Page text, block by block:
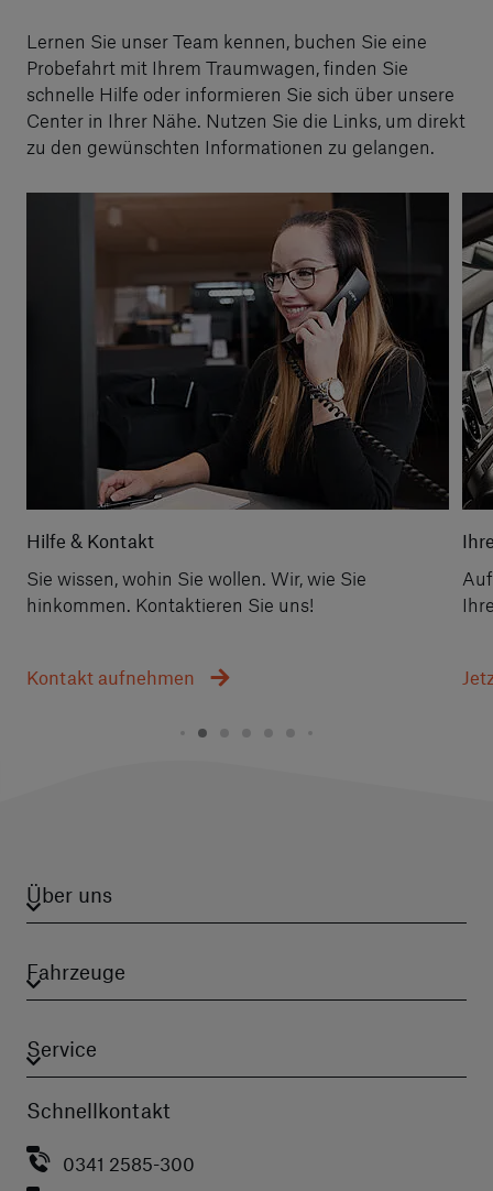
Lernen Sie unser Team kennen, buchen Sie eine
Probefahrt mit Ihrem Traumwagen, finden Sie
schnelle Hilfe oder informieren Sie sich über unsere
Center in Ihrer Nähe. Nutzen Sie die Links, um direkt
zu den gewünschten Informationen zu gelangen.
Hilfe & Kontakt
Sie wissen, wohin Sie wollen. Wir, wie Sie
hinkommen. Kontaktieren Sie uns!
Kontakt aufnehmen
Über uns
Fahrzeuge
Service
Schnellkontakt
0341 2585-300